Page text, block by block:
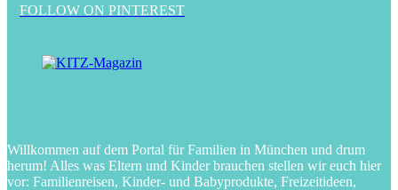
FOLLOW ON PINTEREST
Willkommen auf dem Portal für Familien in München und drum
herum! Alles was Eltern und Kinder brauchen stellen wir euch hier
vor: Familienreisen, Kinder- und Babyprodukte, Freizeitideen,